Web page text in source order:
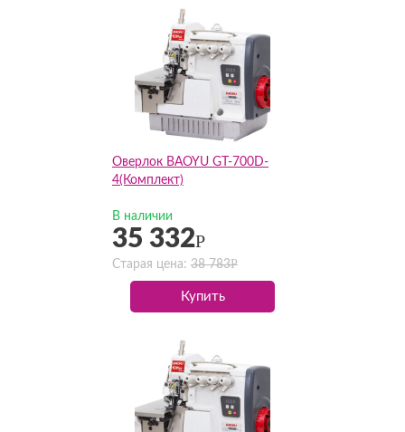
Оверлок BAOYU GT-700D-
4(Комплект)
В наличии
35 332Р
Старая цена: 38 783Р
Купить